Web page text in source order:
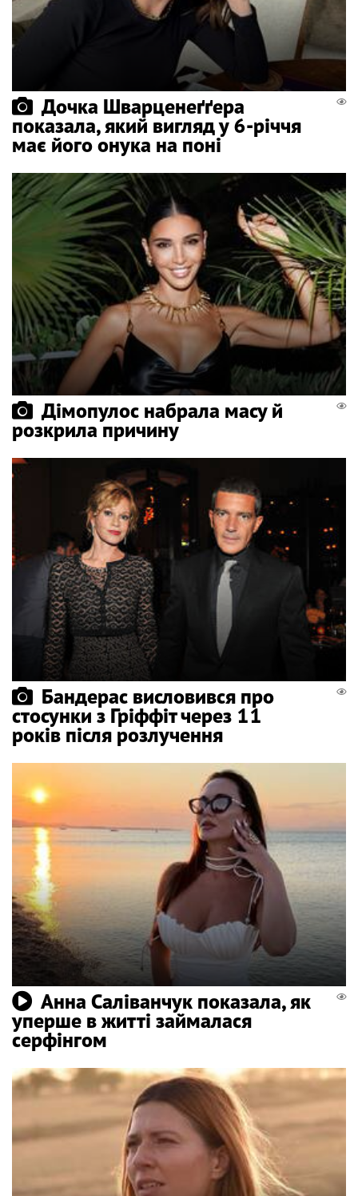
Дочка Шварценеґґера
показала, який вигляд у 6-річчя
має його онука на поні
Дімопулос набрала масу й
розкрила причину
Бандерас висловився про
стосунки з Гріффіт через 11
років після розлучення
Анна Саліванчук показала, як
уперше в житті займалася
серфінгом